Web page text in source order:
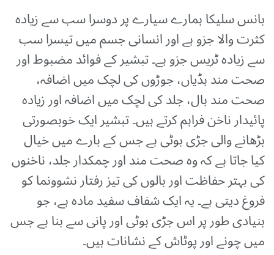
بانس سلیکا ہمارے سیارے پر دوسرا سب سے زیادہ
کثرت والا جزو ہے اور انسانی جسم میں تیسرا سب
سے زیادہ ٹریس جزو ہے۔ تبشیر کے فوائد مضبوط اور
صحت مند ہڈیاں، جوڑوں کی لچک میں اضافہ،
صحت مند بال، جلد کی لچک میں اضافہ اور زیادہ
پائیدار ناخن فراہم کرتے ہیں۔ تبشیر ایک خوبصورتی
بڑھانے والی جڑی بوٹی ہے جس کے بارے میں خیال
کیا جاتا ہے کہ وہ صحت مند اور چمکدار جلد، ناخنوں
کی بہتر حفاظت اور بالوں کی تیز رفتار نشوونما کو
فروغ دیتی ہے۔ یہ ایک شفاف سفید مادہ ہے، جو
بنیادی طور پر اس جڑی بوٹی اور پانی سے بنا ہے جس
میں چونے اور پوٹاش کے نشانات ہیں۔